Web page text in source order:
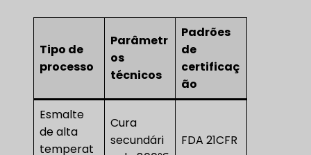
Tipo de
processo
Parâmetr
os
técnicos
Padrões
de
certificaç
ão
Esmalte
de alta
temperat
Cura
secundári
FDA 21CFR